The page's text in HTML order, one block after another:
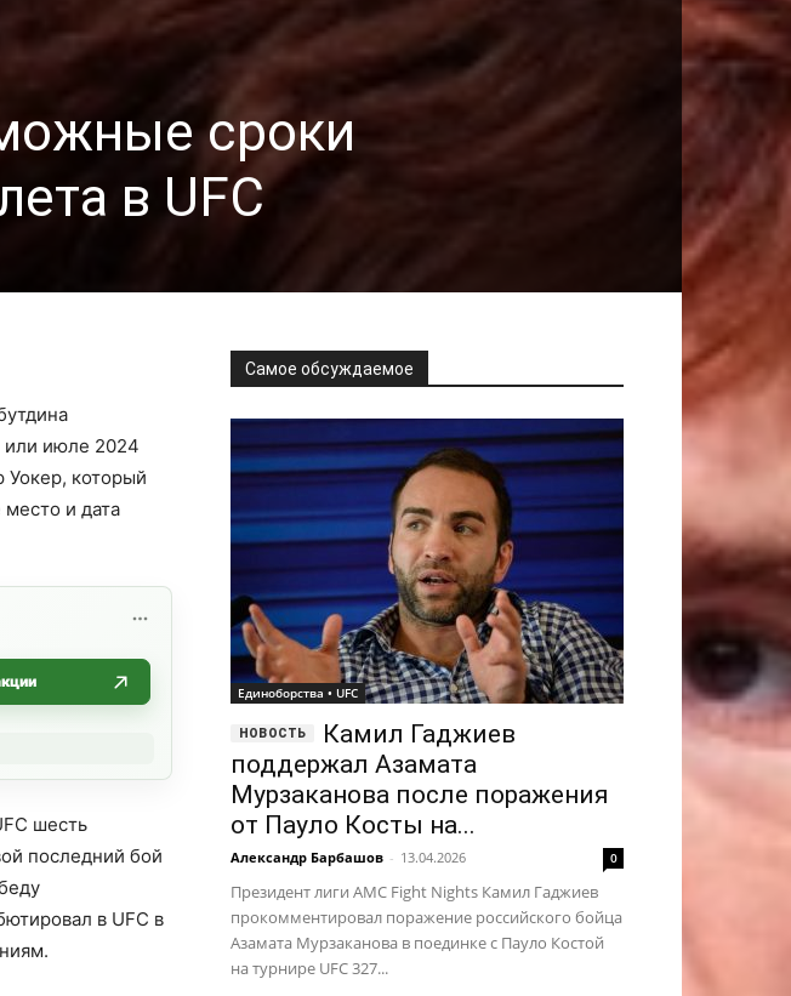
сроки
в UFC
или июле 2024
Уокер, который
и дата
шесть
последний бой
в UFC в
Самое обсуждаемое
Единоборства • UFC
Камил Гаджиев
поддержал Азамата
Мурзаканова после поражения
от Пауло Косты на...
Александр Барбашов - 13.04.2026 0
Президент лиги AMC Fight Nights Камил Гаджиев
прокомментировал поражение российского бойца
Азамата Мурзаканова в поединке с Пауло Костой
на турнире UFC 327...